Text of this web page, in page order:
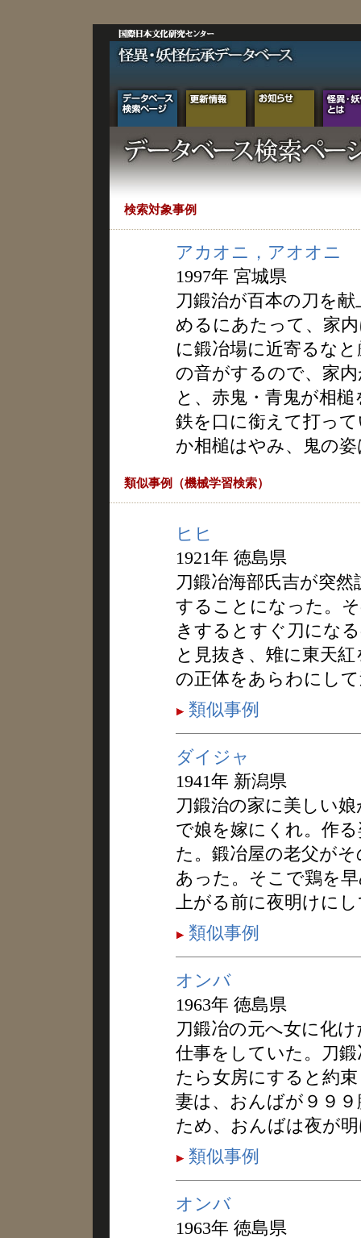
検索対象事例
アカオニ，アオオニ
1997年 宮城県
刀鍛治が百本の刀を
めるにあたって、家
に鍛冶場に近寄るな
の音がするので、家
と、赤鬼・青鬼が相
鉄を口に銜えて打っ
か相槌はやみ、鬼の
類似事例（機械学習検索）
ヒヒ
1921年 徳島県
刀鍛冶海部氏吉が突
することになった。
きするとすぐ刀にな
と見抜き、雉に東天
の正体をあらわにし
類似事例
ダイジャ
1941年 新潟県
刀鍛治の家に美しい
で娘を嫁にくれ。作
た。鍛冶屋の老父が
あった。そこで鶏を
上がる前に夜明けに
類似事例
オンバ
1963年 徳島県
刀鍛冶の元へ女に化
仕事をしていた。刀
たら女房にすると約
妻は、おんばが９９
ため、おんばは夜が
類似事例
オンバ
1963年 徳島県